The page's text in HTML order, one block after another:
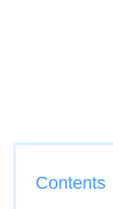
Contents